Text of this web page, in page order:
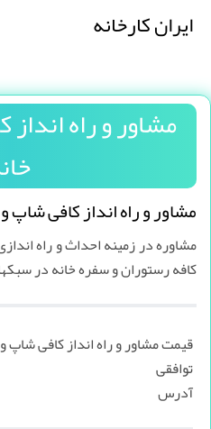
ایران کارخانه
مشاور و راه
مشاور و راه انداز کافی شاپ
مشاوره در زمینه احداث و راه
کافه رستوران و سفره خانه در
قیمت مشاور و راه انداز کافی شاپ
توافقی
آدرس